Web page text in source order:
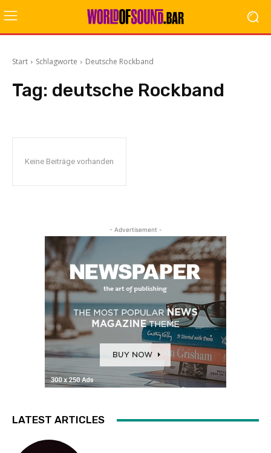
Start Schlagworte Deutsche Rockband
Tag: deutsche Rockband
Keine Beiträge vorhanden
- Advertisement -
LATEST ARTICLES